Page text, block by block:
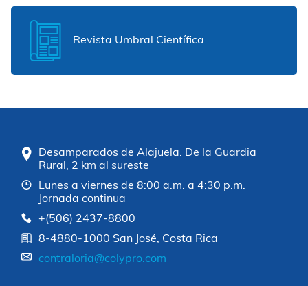
Revista Umbral Científica
Desamparados de Alajuela. De la Guardia
Rural, 2 km al sureste
Lunes a viernes de 8:00 a.m. a 4:30 p.m.
Jornada continua
+(506) 2437-8800
8-4880-1000 San José, Costa Rica
contraloria@colypro.com